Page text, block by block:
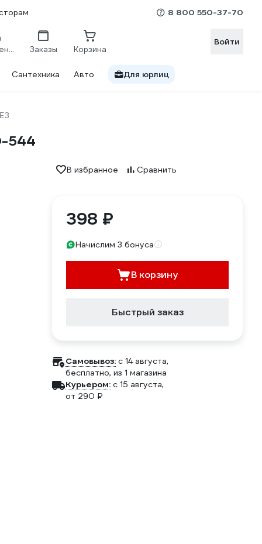
8 800 550-37-70
Сравнение Заказы Корзина
Войти
Сантехника Авто Для юрлиц
544
В избранное Сравнить
398 ₽
Начислим 3 бонуса
В корзину
Быстрый заказ
Самовывоз: c 14 августа,
бесплатно, из 1 магазина
Курьером: c 15 августа,
от 290 ₽